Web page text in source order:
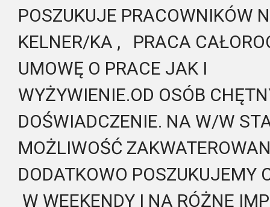
POSZUKUJE PRACOWNIKÓW
KELNER/KA , PRACA
UMOWĘ O PRACE JAK I
WYŻYWIENIE.OD OSÓB
DOŚWIADCZENIE. NA W/W
MOŻLIWOŚĆ
DODATKOWO POSZUKUJEMY
W WEEKENDY I NA RÓŻNE